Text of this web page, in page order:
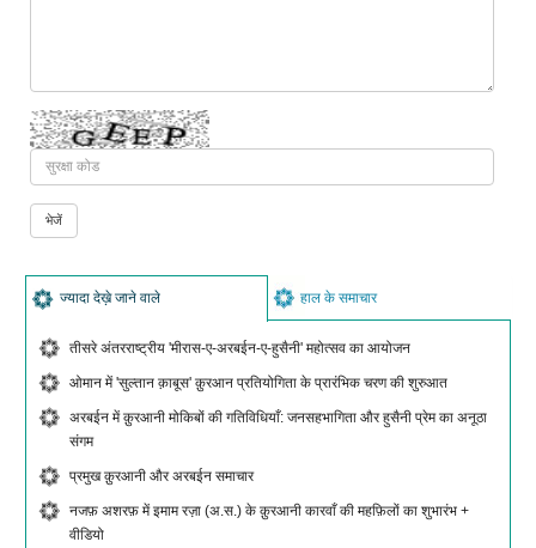
ज्यादा देख़े जाने वाले हाल के समाचार
तीसरे अंतरराष्ट्रीय 'मीरास-ए-अरबईन-ए-हुसैनी' महोत्सव का आयोजन
ओमान में 'सुल्तान क़ाबूस' क़ुरआन प्रतियोगिता के प्रारंभिक चरण की शुरुआत
अरबईन में क़ुरआनी मोकिबों की गतिविधियाँ: जनसहभागिता और हुसैनी प्रेम का अनूठा
संगम
प्रमुख क़ुरआनी और अरबईन समाचार
नजफ़ अशरफ़ में इमाम रज़ा (अ.स.) के क़ुरआनी कारवाँ की महफ़िलों का शुभारंभ +
वीडियो